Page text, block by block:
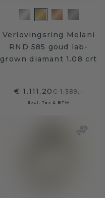
Verlovingsring Melani
RND 585 goud lab-
grown diamant 1.08 crt
€ 1.111,20€ 1.389,-
Excl. Tax & BTW